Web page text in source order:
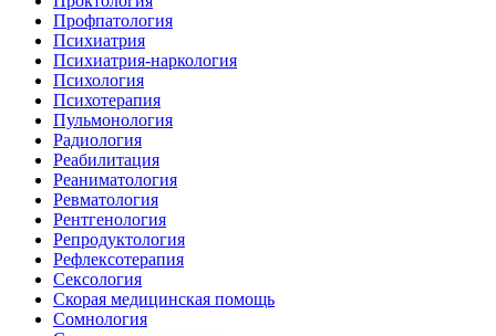
Профпатология
Психиатрия
Психиатрия-наркология
Психология
Психотерапия
Пульмонология
Радиология
Реабилитация
Реаниматология
Ревматология
Рентгенология
Репродуктология
Рефлексотерапия
Сексология
Скорая медицинская помощь
Сомнология